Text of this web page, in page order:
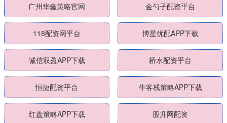
广州华鑫策略官网 金勺子配资平台
118配资网平台 博星优配APP下载
诚信双盈APP下载 桥水配资平台
恒捷配资平台 牛客栈策略APP下载
红盘策略APP下载 股升网配资